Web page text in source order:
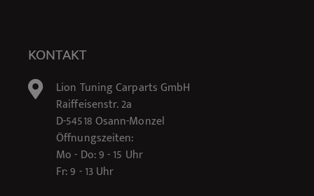
KONTAKT
Lion Tuning Carparts GmbH
Raiffeisenstr. 2a
D-54518 Osann-Monzel
Öffnungszeiten:
Mo - Do: 9 - 15 Uhr
Fr: 9 - 13 Uhr